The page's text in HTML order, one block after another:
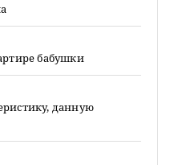
бабушки
данную